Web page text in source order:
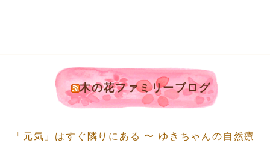
木の花ファミリーブログ
「元気」はすぐ隣りにある 〜 ゆきちゃんの自然療